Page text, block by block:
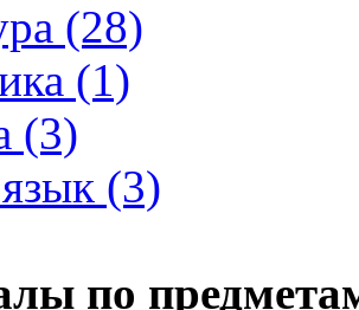
(28)
(1)
(3)
(3)
по